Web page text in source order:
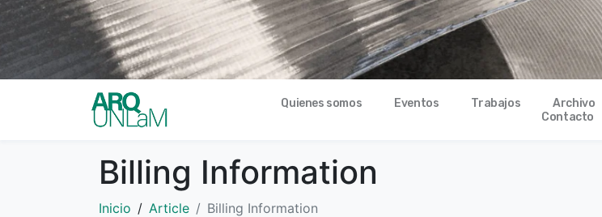
Quienes somos Eventos Trabajos Archivo
Contacto
Billing Information
Inicio Article Billing Information